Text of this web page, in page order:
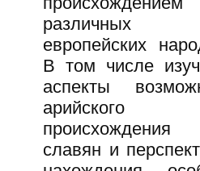
различных
европейских
В том числе
аспекты
арийского
происхождения
славян и